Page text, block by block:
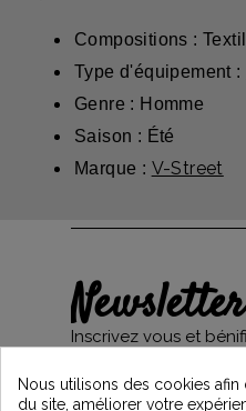
Compositions :
Type d'équipement :
Genre : Homme
Saison : Été
Marque : V-Street
Newsletter
Inscrivez vous et
et restez informés
Vintage Motors
Nous utilisons des cookies
du site, améliorer votre